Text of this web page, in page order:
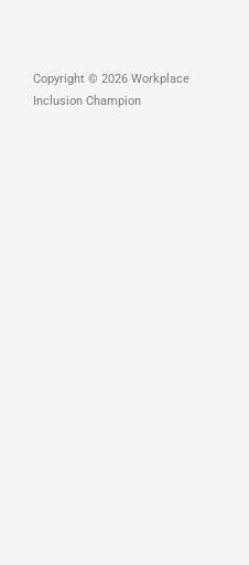
Copyright © 2026 Workplace
Inclusion Champion